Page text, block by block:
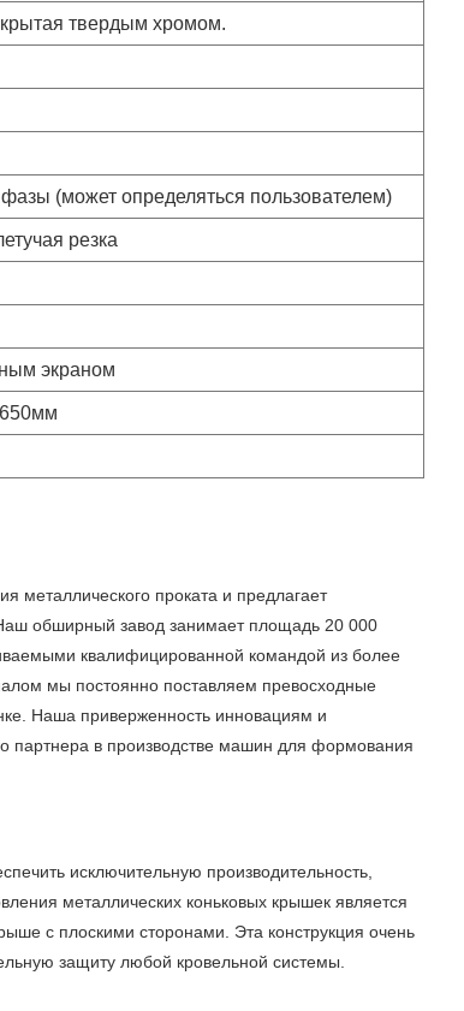
твердым хромом.
(может определяться пользователем)
резка
экраном
металлического проката и предлагает
обширный завод занимает площадь 20 000
квалифицированной командой из более
мы постоянно поставляем превосходные
Наша приверженность инновациям и
партнера в производстве машин для формования
исключительную производительность,
металлических коньковых крышек является
с плоскими сторонами. Эта конструкция очень
защиту любой кровельной системы.